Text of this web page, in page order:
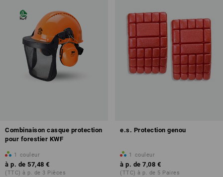
Combinaison casque protection
pour forestier KWF
1 couleur
à p. de 57,48 €
(TTC) à p. de 3 Pièces
e.s. Protection genou
1 couleur
à p. de 7,08 €
(TTC) à p. de 5 Paires